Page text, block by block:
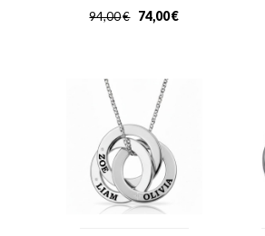
€
94,00 €
74,00